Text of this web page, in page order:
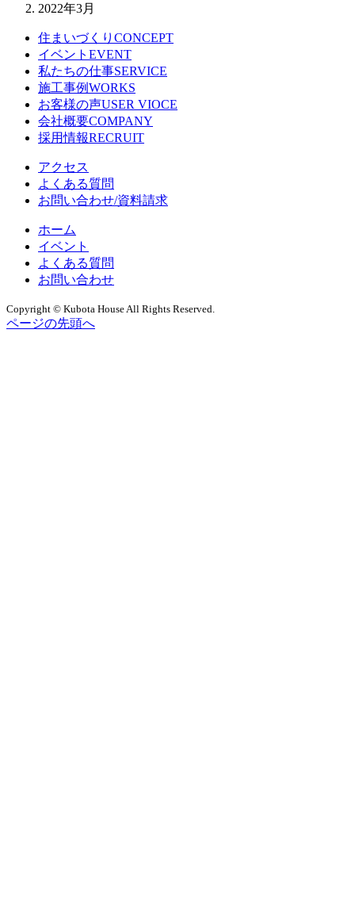
2022年3月
住まいづくり CONCEPT
イベント EVENT
私たちの仕事SERVICE
施工事例WORKS
お客様の声USER VIOCE
会社概要COMPANY
採用情報RECRUIT
アクセス
よくある質問
お問い合わせ/資料請求
ホーム
イベント
よくある質問
お問い合わせ
Copyright © Kubota House All Rights Reserved.
ページの先頭へ